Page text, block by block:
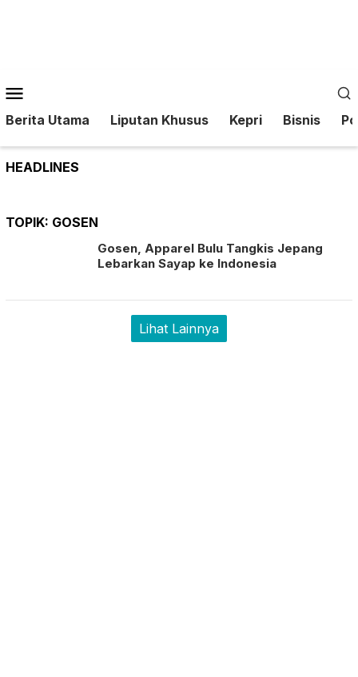
Mobile
Berita Utama Liputan Khusus Kepri Bisnis
HEADLINES
TOPIK: GOSEN
Gosen, Apparel Bulu Tangkis Jepang
Lebarkan Sayap ke Indonesia
Lihat Lainnya